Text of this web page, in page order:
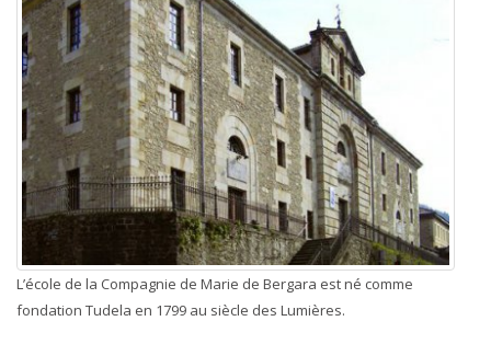
L’école de la Compagnie de Marie de Bergara est né comme
fondation Tudela en 1799 au siècle des Lumières.